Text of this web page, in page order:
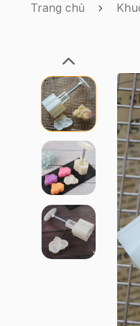
Trang chủ